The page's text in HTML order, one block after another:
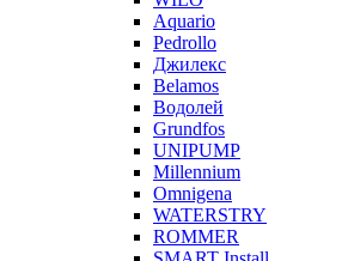
Aquario
Pedrollo
Джилекс
Belamos
Водолей
Grundfos
UNIPUMP
Millennium
Omnigena
WATERSTRY
ROMMER